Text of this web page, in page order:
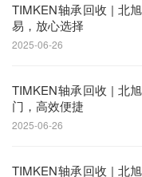
TIMKEN轴承回收 | 北
易，放心选择
2025-06-26
TIMKEN轴承回收 | 北
门，高效便捷
2025-06-26
​TIMKEN轴承回收 | 北